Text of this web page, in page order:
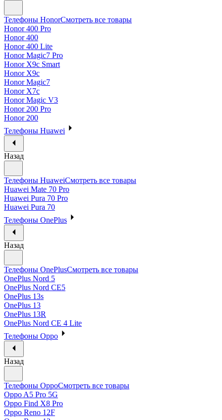
Телефоны HonorСмотреть все товары
Honor 400 Pro
Honor 400
Honor 400 Lite
Honor Magic7 Pro
Honor X9c Smart
Honor X9c
Honor Magic7
Honor X7c
Honor Magic V3
Honor 200 Pro
Honor 200
Телефоны Huawei
Назад
Телефоны HuaweiСмотреть все товары
Huawei Mate 70 Pro
Huawei Pura 70 Pro
Huawei Pura 70
Телефоны OnePlus
Назад
Телефоны OnePlusСмотреть все товары
OnePlus Nord 5
OnePlus Nord CE5
OnePlus 13s
OnePlus 13
OnePlus 13R
OnePlus Nord CE 4 Lite
Телефоны Oppo
Назад
Телефоны OppoСмотреть все товары
Oppo A5 Pro 5G
Oppo Find X8 Pro
Oppo Reno 12F